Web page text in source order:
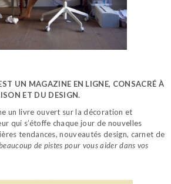
UN MAGAZINE EN LIGNE, CONSACRÉ À
ET DU DESIGN.
un livre ouvert sur la décoration et
qui s’étoffe chaque jour de nouvelles
tendances, nouveautés design, carnet de
de pistes pour vous aider dans vos